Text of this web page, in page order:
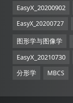
EasyX_20200902
EasyX_20200727
图形学与图像学
EasyX_20210730
分形学 MBCS